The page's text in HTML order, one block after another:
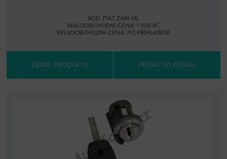
KÓD: FIAT-ZAM-05
MALOOBCHODNÍ CENA: 1 300 KČ
VELKOOBCHODNÍ CENA: PO PŘIHLÁŠENÍ
DETAIL PRODUKTU PŘIDAT DO KOŠÍKU